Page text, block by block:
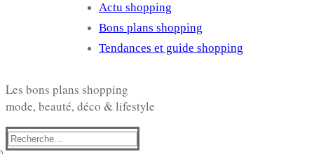
Actu shopping
Bons plans shopping
Tendances et guide shopping
Les bons plans shopping
mode, beauté, déco & lifestyle
Rechercher